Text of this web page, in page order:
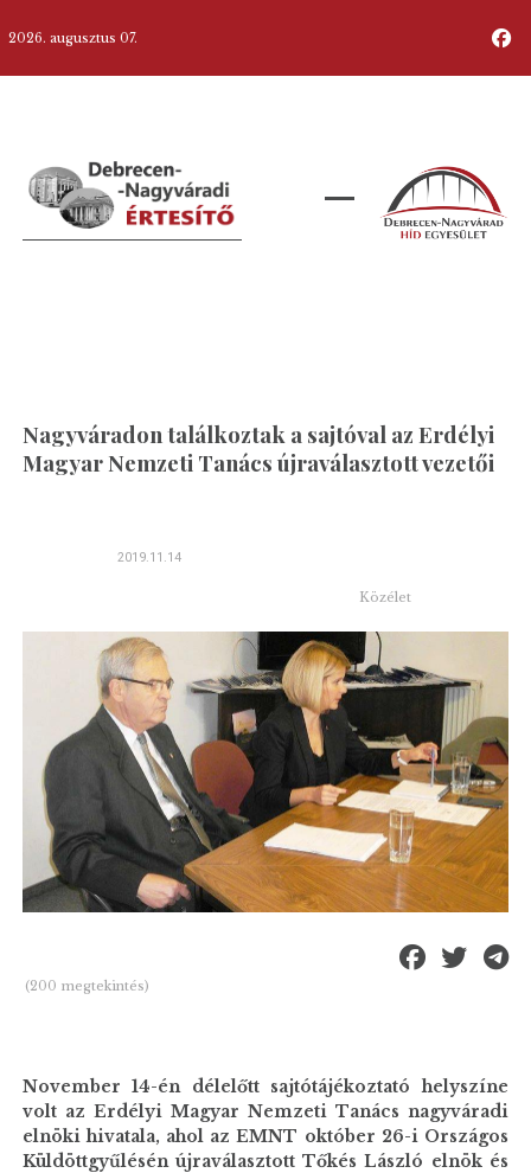
2026. augusztus 07.
Nagyváradon találkoztak a sajtóval az Erdélyi
Magyar Nemzeti Tanács újraválasztott vezetői
2019.11.14
Közélet
(200 megtekintés)
November 14-én délelőtt sajtótájékoztató helyszíne
volt az Erdélyi Magyar Nemzeti Tanács nagyváradi
elnöki hivatala, ahol az EMNT október 26-i Országos
Küldöttgyűlésén újraválasztott Tőkés László elnök és